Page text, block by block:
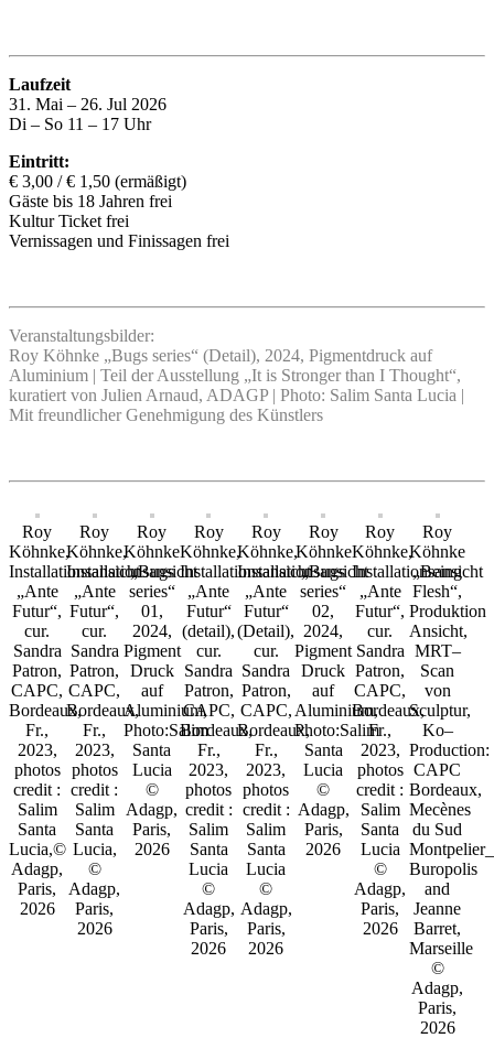
Laufzeit
31. Mai – 26. Jul 2026
Di – So 11 – 17 Uhr
Eintritt:
€ 3,00 / € 1,50 (ermäßigt)
Gäste bis 18 Jahren frei
Kultur Ticket frei
Vernissagen und Finissagen frei
Veranstaltungsbilder:
Roy Köhnke „Bugs series“ (Detail), 2024, Pigmentdruck auf
Aluminium | Teil der Ausstellung „It is Stronger than I Thought“,
kuratiert von Julien Arnaud, ADAGP | Photo: Salim Santa Lucia |
Mit freundlicher Genehmigung des Künstlers
Roy
Köhnke,
Installationsansicht
„Ante
Futur“,
cur.
Sandra
Patron,
CAPC,
Bordeaux,
Fr.,
2023,
photos
credit :
Salim
Santa
Lucia,©
Adagp,
Paris,
2026
Roy
Köhnke,
Installationsansicht
„Ante
Futur“,
cur.
Sandra
Patron,
CAPC,
Bordeaux,
Fr.,
2023,
photos
credit :
Salim
Santa
Lucia,
©
Adagp,
Paris,
2026
Roy
Köhnke
„Bugs
series“
01,
2024,
Pigment
Druck
auf
Aluminium,
Photo:Salim
Santa
Lucia
©
Adagp,
Paris,
2026
Roy
Köhnke,
Installationsansicht
„Ante
Futur“
(detail),
cur.
Sandra
Patron,
CAPC,
Bordeaux,
Fr.,
2023,
photos
credit :
Salim
Santa
Lucia
©
Adagp,
Paris,
2026
Roy
Köhnke,
Installationsansicht
„Ante
Futur“
(Detail),
cur.
Sandra
Patron,
CAPC,
Bordeaux,
Fr.,
2023,
photos
credit :
Salim
Santa
Lucia
©
Adagp,
Paris,
2026
Roy
Köhnke
„Bugs
series“
02,
2024,
Pigment
Druck
auf
Aluminium,
Photo:Salim
Santa
Lucia
©
Adagp,
Paris,
2026
Roy
Köhnke,
Installationsansicht
„Ante
Futur“,
cur.
Sandra
Patron,
CAPC,
Bordeaux,
Fr.,
2023,
photos
credit :
Salim
Santa
Lucia
©
Adagp,
Paris,
2026
Roy
Köhnke
„Being
Flesh“,
Produktion
Ansicht,
MRT–
Scan
von
Sculptur,
Ko–
Production:
CAPC
Bordeaux,
Mecènes
du Sud
Buropolis
and
Jeanne
Barret,
Marseille
©
Adagp,
Paris,
2026